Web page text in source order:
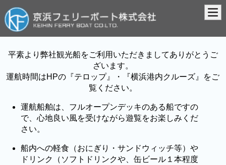
平素より弊社観光船をご利用いただきましてありがとうご
ざいます。
運航時間はHPの『テロップ』・『横浜港内クルーズ』をご
覧ください。
運航船舶は、フルオープンデッキのある船ですの
で、心地良い風を受けながら遊覧をお楽しみくだ
さい。
船内への軽食（おにぎり・サンドウィッチ等）や
ドリンク（ソフトドリンクや、缶ビール１本程度